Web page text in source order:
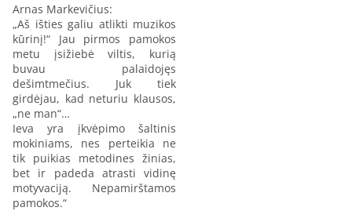
Arnas Markevičius:
„Aš išties galiu atlikti muzikos
kūrinį!“ Jau pirmos pamokos
metu įsižiebė viltis, kurią
buvau palaidojęs
dešimtmečius. Juk tiek
girdėjau, kad neturiu klausos,
„ne man“…
Ieva yra įkvėpimo šaltinis
mokiniams, nes perteikia ne
tik puikias metodines žinias,
bet ir padeda atrasti vidinę
motyvaciją. Nepamirštamos
pamokos.“